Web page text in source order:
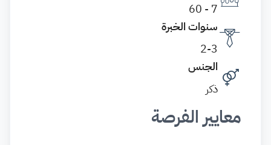
7 - 60
سنوات الخبرة
2-3
الجنس
ذكر
معايير الفرصة